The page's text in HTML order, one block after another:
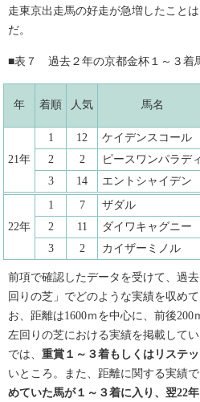
走東京出走馬の好走が急増したこと
だ。
■表７ 過去２年の京都金杯１～３着
年 着順 人気 馬名
21年
1 12 ケイデンスコール
2
2 ピースワンパラディ
3
14 エントシャイデン
22年
1 7 ザダル
2
11 ダイワキャグニー
3
2 カイザーミノル
前項で確認したデータを受けて、過
回りの芝」でどのような実績を収め
お、距離は1600ｍを中心に、前後200
左回りの芝における実績を掲載して
では、 重賞１～３着もしくはリステ
いところ。また、距離に関する実績で
めていた馬が１～３着に入り、翌22